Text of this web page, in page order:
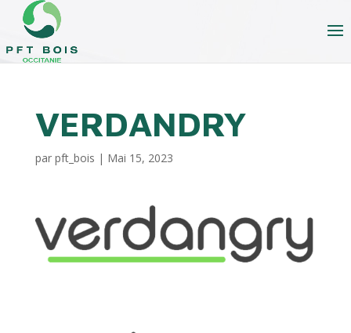
VERDANDRY
par pft_bois | Mai 15, 2023